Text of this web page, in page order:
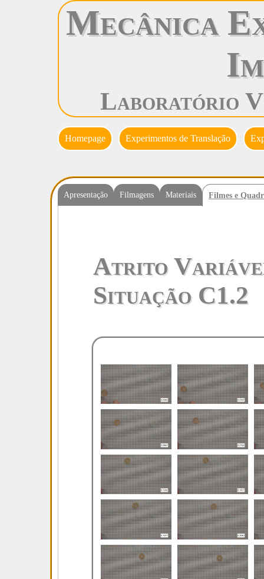
Mecânica
Laboratório
Homepage Experimentos de Translação
Apresentação Filmagens Materiais Filmes e
Atrito
Situação C1.2